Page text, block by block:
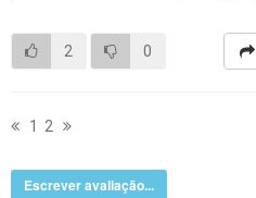
2 0
1 2
Escrever avaliação...